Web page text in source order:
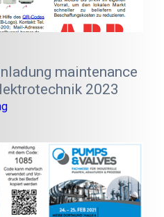
maintenance
2023